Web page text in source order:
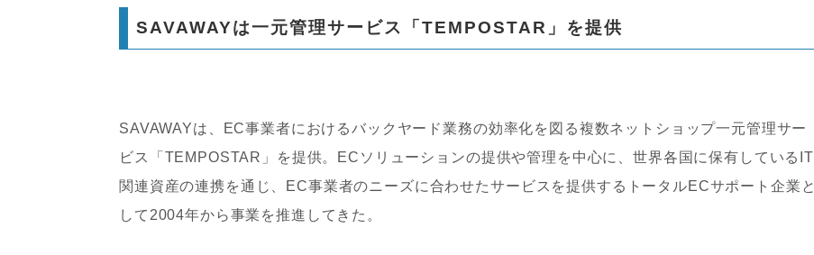
SAVAWAYは一元管理サービス「TEMPOSTAR」を提供
SAVAWAYは、EC事業者におけるバックヤード業務の効率化を図る複数ネットショップ一元管理サー
ビス「TEMPOSTAR」を提供。ECソリューションの提供や管理を中心に、世界各国に保有しているIT
関連資産の連携を通じ、EC事業者のニーズに合わせたサービスを提供するトータルECサポート企業と
して2004年から事業を推進してきた。